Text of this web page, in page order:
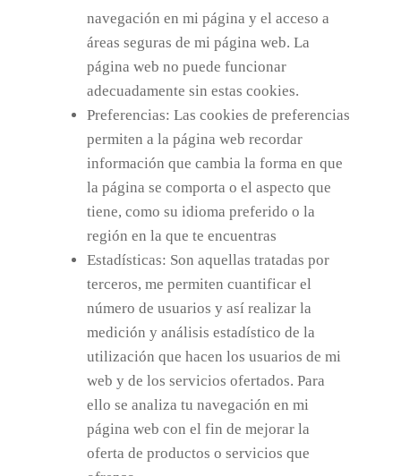
navegación en mi página y el acceso a
áreas seguras de mi página web. La
página web no puede funcionar
adecuadamente sin estas cookies.
Preferencias: Las cookies de preferencias
permiten a la página web recordar
información que cambia la forma en que
la página se comporta o el aspecto que
tiene, como su idioma preferido o la
región en la que te encuentras
Estadísticas: Son aquellas tratadas por
terceros, me permiten cuantificar el
número de usuarios y así realizar la
medición y análisis estadístico de la
utilización que hacen los usuarios de mi
web y de los servicios ofertados. Para
ello se analiza tu navegación en mi
página web con el fin de mejorar la
oferta de productos o servicios que